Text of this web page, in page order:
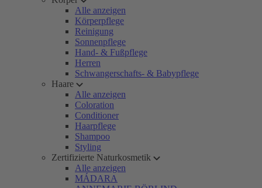
Alle anzeigen
Körperpflege
Reinigung
Sonnenpflege
Hand- & Fußpflege
Herren
Schwangerschafts- & Babypflege
Haare
Alle anzeigen
Coloration
Conditioner
Haarpflege
Shampoo
Styling
Zertifizierte Naturkosmetik
Alle anzeigen
MÁDARA